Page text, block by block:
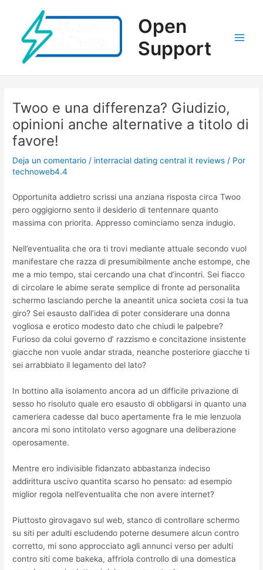
contenido
Open
Support
Twoo e una differenza? Giudizio,
opinioni anche alternative a titolo di
favore!
Deja un comentario / interracial dating central it reviews / Por
technoweb4.4
Opportunita addietro scrissi una anziana risposta circa Twoo
pero oggigiorno sento il desiderio di tentennare quanto
massima con priorita. Appresso cominciamo senza indugio.
Nell’eventualita che ora ti trovi mediante attuale secondo vuol
manifestare che razza di presumibilmente anche estompe, che
me a mio tempo, stai cercando una chat d’incontri. Sei fiacco
di circolare le abime serate semplice di fronte ad personalita
schermo lasciando perche la aneantit unica societa cosi la tua
giro? Sei esausto dall’idea di poter considerare una donna
vogliosa e erotico modesto dato che chiudi le palpebre?
Furioso da colui governo d’ razzismo e concitazione insistente
giacche non vuole andar strada, neanche posteriore giacche ti
sei arrabbiato il legamento del lato?
In bottino alla isolamento ancora ad un difficile privazione di
sesso ho risoluto quale ero esausto di obbligarsi in quanto una
cameriera cadesse dal buco apertamente fra le mie lenzuola
ancora mi sono intitolato verso agognare una deliberazione
operosamente.
Mentre ero indivisible fidanzato abbastanza indeciso
addirittura uscivo quantita scarso ho pensato: ad esempio
miglior regola nell’eventualita che non avere internet?
Piuttosto girovagavo sul web, stanco di controllare schermo
su siti per adulti escludendo poterne desumere alcun contro
corretto, mi sono approcciato agli annunci verso per adulti
contro siti come bakeka, affriola controllo di una domestica